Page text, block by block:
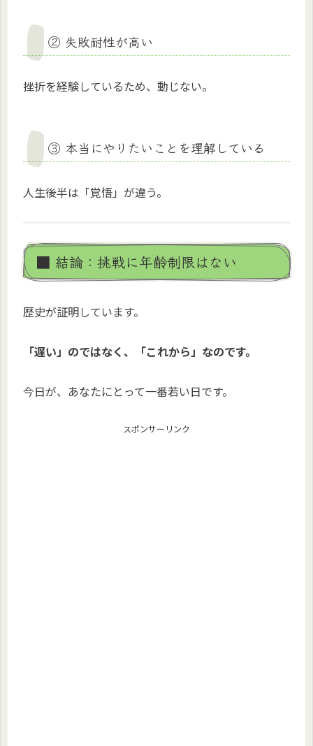
② 失敗耐性が高い
挫折を経験しているため、動じない。
③ 本当にやりたいことを理解している
人生後半は「覚悟」が違う。
■ 結論：挑戦に年齢制限はない
歴史が証明しています。
「遅い」のではなく、「これから」なのです。
今日が、あなたにとって一番若い日です。
スポンサーリンク